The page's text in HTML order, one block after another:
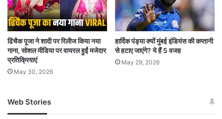
ढिंचैक पूजा ने शादी पर रिलीज किया नया
गाना, सोशल मीडिया पर वायरल हुईं मजेदार
प्रतिक्रियाएं
May 30, 2026
हार्दिक पंड्या क्यों मुंबई इंडियंस की कप्तानी
से हटाए जाएंगे? ये हैं 5 वजह
May 29, 2026
Web Stories
जम्मू-कश्मीर में बारिश से